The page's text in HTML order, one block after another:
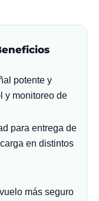
potente y
y monitoreo de
para entrega de
en distintos
más seguro